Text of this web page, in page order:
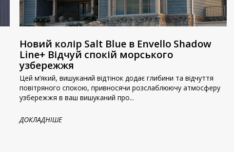
Новий колір Salt Blue в Envello Shadow
Line+ Відчуй спокій морського
узбережжя
Цей м’який, вишуканий відтінок додає глибини та відчуття
повітряного спокою, привносячи розслаблюючу атмосферу
узбережжя в ваш вишуканий про...
ДОКЛАДНІШЕ